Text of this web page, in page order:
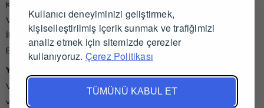
Kullanıcı deneyiminizi geliştirmek,
kişiselleştirilmiş içerik sunmak ve trafiğimizi
analiz etmek için sitemizde çerezler
kullanıyoruz. Çerez Politikası
TÜMÜNÜ KABUL ET
Kişisel Verilerin Korunması Politikası
Veteriner Hekim Yorumları
İletişim
Blog
Yardım
Veteriner İş İlanları
vet-zon'da Alışveriş ve Satış